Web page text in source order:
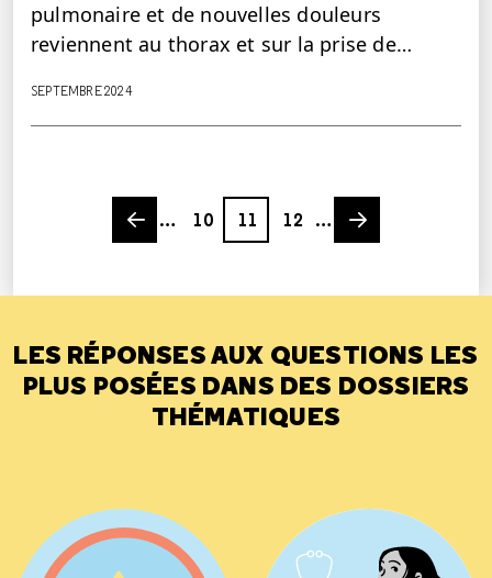
pulmonaire et de nouvelles douleurs
reviennent au thorax et sur la prise de…
SEPTEMBRE 2024
Previous page
…
10
Page
11
12 …
Next page
LES RÉPONSES AUX QUESTIONS LES
PLUS POSÉES DANS DES DOSSIERS
THÉMATIQUES